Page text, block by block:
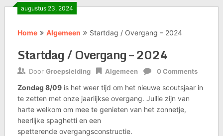
augustus 23, 2024
Home Algemeen Startdag / Overgang – 2024
Startdag / Overgang – 2024
Door Groepsleiding Algemeen 0 Comments
Zondag 8/09is het weer tijd om het nieuwe scoutsjaar in
te zetten met onze jaarlijkse overgang. Jullie zijn van
harte welkom om mee te genieten van het zonnetje,
heerlijke spaghetti en een
spetterende overgangsconstructie.